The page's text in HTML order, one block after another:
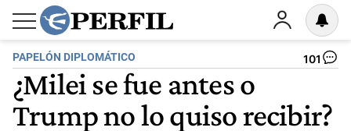
PAPELÓN DIPLOMÁTICO 101
¿Milei se fue antes o
Trump no lo quiso recibir?